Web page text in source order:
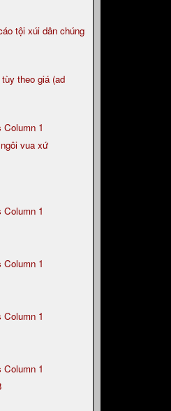
tội xúi dân chúng
theo giá (ad
Column 1
vua xứ
Column 1
Column 1
Column 1
Column 1